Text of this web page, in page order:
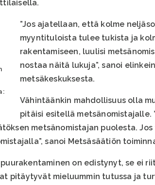
”Jos ajatellaan, että kolme
myyntituloista tulee tukista ja
rakentamiseen, luulisi
nostaa näitä lukuja”, sanoi
metsäkeskuksesta.
Vähintäänkin mahdollisuus olla
pitäisi esitellä metsänomistajalle.
metsänomistajan puolesta.
sanoi Metsäsäätiön
on edistynyt, se ei
pitäytyvät mieluummin tutussa ja